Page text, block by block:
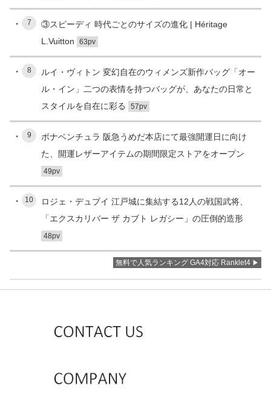
7
③スピーディ 時代ごとのサイズの進化 | Héritage
L.Vuitton
63pv
8
ルイ・ヴィトン 変幻自在のウィメンズ新作バッグ「オー
ル・イン」二つの表情を持つバッグが、あなたの日常と
スタイルを自在に彩る
57pv
9
ボナベンチュラ 阪急うめだ本店にて最強開運日に向け
た、開運レザーアイテムの期間限定ストアをオープン
49pv
10
ロジェ・デュブイ 江戸城に集結する12人の戦国武将、
「エクスカリバー ザ カブト レガシー」の圧倒的造形
48pv
無料で人気ランキング GA4対応 Ranklet4